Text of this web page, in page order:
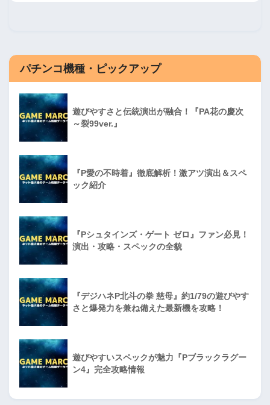
パチンコ機種・ピックアップ
遊びやすさと伝統演出が融合！『PA花の慶次
～裂99ver.』
『P愛の不時着』徹底解析！激アツ演出＆スペ
ック紹介
『Pシュタインズ・ゲート ゼロ』ファン必見！
演出・攻略・スペックの全貌
『デジハネP北斗の拳 慈母』約1/79の遊びやす
さと爆発力を兼ね備えた最新機を攻略！
遊びやすいスペックが魅力『Pブラックラグー
ン4』完全攻略情報